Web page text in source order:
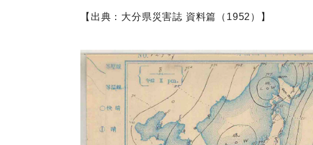
【出典：大分県災害誌 資料篇（1952）】